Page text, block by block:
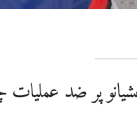
پر ضد